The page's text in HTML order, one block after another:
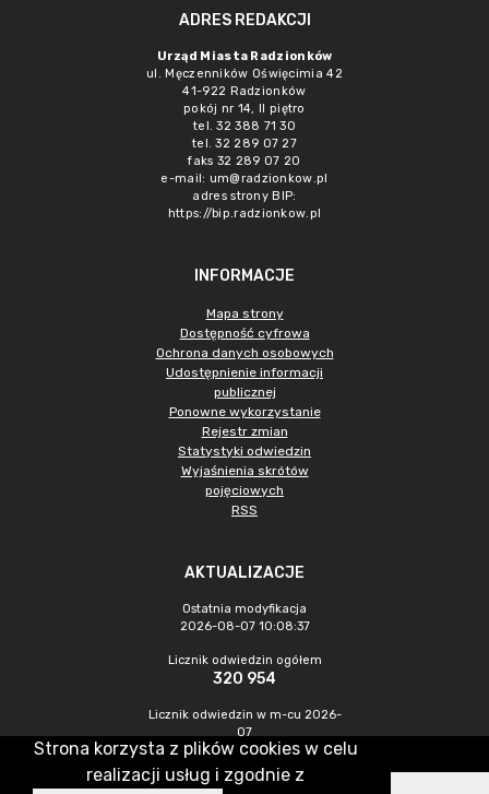
ADRES REDAKCJI
Urząd Miasta Radzionków
ul. Męczenników Oświęcimia 42
41-922 Radzionków
pokój nr 14, II piętro
tel. 32 388 71 30
tel. 32 289 07 27
faks 32 289 07 20
e-mail: um@radzionkow.pl
adres strony BIP:
https://bip.radzionkow.pl
INFORMACJE
Mapa strony
Dostępność cyfrowa
Ochrona danych osobowych
Udostępnienie informacji
publicznej
Ponowne wykorzystanie
Rejestr zmian
Statystyki odwiedzin
Wyjaśnienia skrótów
pojęciowych
RSS
AKTUALIZACJE
Ostatnia modyfikacja
2026-08-07 10:08:37
Licznik odwiedzin ogółem
320 954
Licznik odwiedzin w m-cu 2026-
07
1 013
Strona korzysta z plików cookies w celu
realizacji usług i zgodnie z